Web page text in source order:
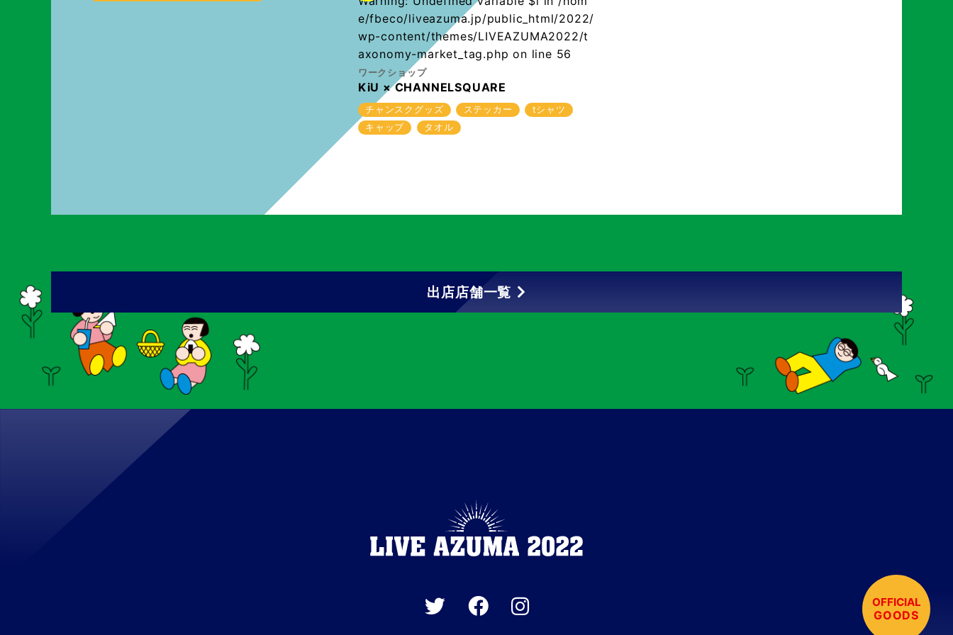
OFFICIAL
GOODS
e/fbeco/liveazuma.jp/public_html/2022/
wp-content/themes/LIVEAZUMA2022/t
axonomy-market_tag.php on line 56
ワークショップ
KiU × CHANNELSQUARE
チャンスクグッズ ステッカー
tシャツ
キャップ
タオル
出店店舗一覧